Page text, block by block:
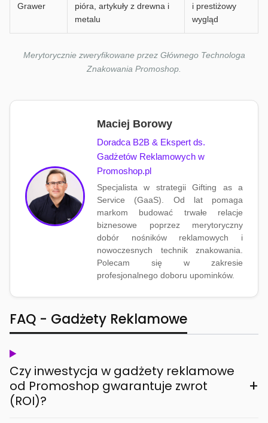
Grawer
pióra, artykuły z drewna i
metalu
i prestiżowy
wygląd
Merytorycznie zweryfikowane przez Głównego Technologa
Znakowania Promoshop.
Maciej Borowy
Doradca B2B & Ekspert ds.
Gadżetów Reklamowych w
Promoshop.pl
Specjalista w strategii Gifting as a
Service (GaaS). Od lat pomaga
markom budować trwałe relacje
biznesowe poprzez merytoryczny
dobór nośników reklamowych i
nowoczesnych technik znakowania.
Polecam się w zakresie
profesjonalnego doboru upominków.
FAQ - Gadżety Reklamowe
Czy inwestycja w gadżety reklamowe
od Promoshop gwarantuje zwrot
(ROI)?
+